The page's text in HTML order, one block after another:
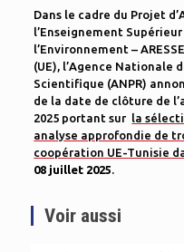
Dans le cadre du Projet
l’Enseignement
l’Environnement –
(UE), l’Agence Nationale
Scientifique (ANPR)
de la date de clôture de
2025 portant sur la
analyse approfondie de
coopération UE-Tunisie
08 juillet 2025.
Voir aussi